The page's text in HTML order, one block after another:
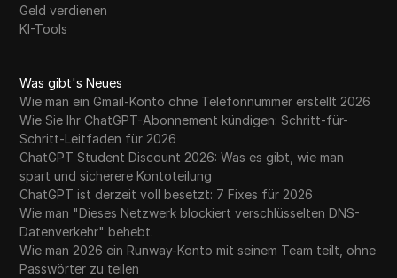
Geld verdienen
KI-Tools
Was gibt's Neues
Wie man ein Gmail-Konto ohne Telefonnummer erstellt 2026
Wie Sie Ihr ChatGPT-Abonnement kündigen: Schritt-für-
Schritt-Leitfaden für 2026
ChatGPT Student Discount 2026: Was es gibt, wie man
spart und sicherere Kontoteilung
ChatGPT ist derzeit voll besetzt: 7 Fixes für 2026
Wie man "Dieses Netzwerk blockiert verschlüsselten DNS-
Datenverkehr" behebt.
Wie man 2026 ein Runway-Konto mit seinem Team teilt, ohne
Passwörter zu teilen